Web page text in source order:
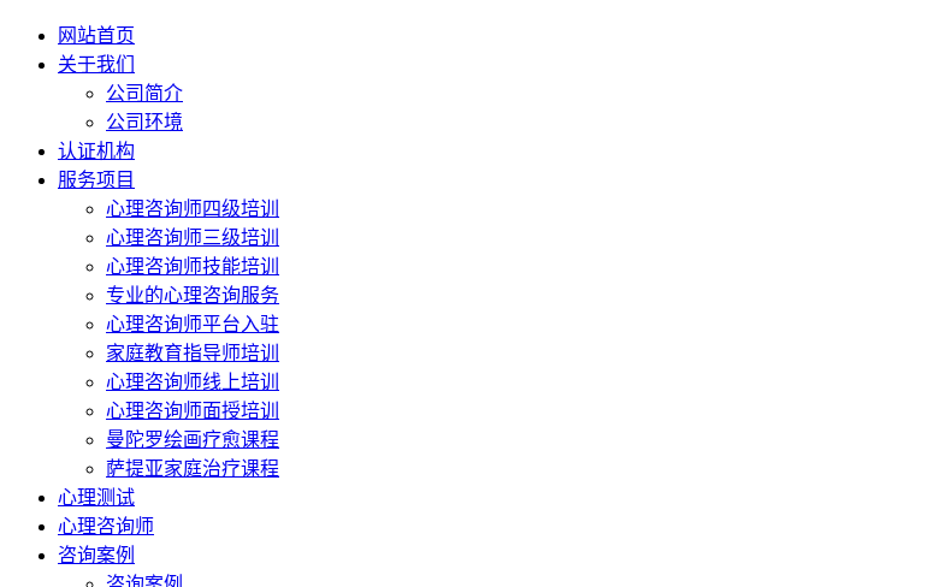
网站首页
关于我们
公司简介
公司环境
认证机构
服务项目
心理咨询师四级培训
心理咨询师三级培训
心理咨询师技能培训
专业的心理咨询服务
心理咨询师平台入驻
家庭教育指导师培训
心理咨询师线上培训
心理咨询师面授培训
曼陀罗绘画疗愈课程
萨提亚家庭治疗课程
心理测试
心理咨询师
咨询案例